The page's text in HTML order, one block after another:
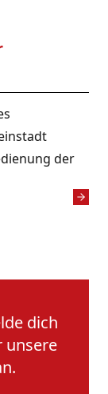
der
dich
unsere